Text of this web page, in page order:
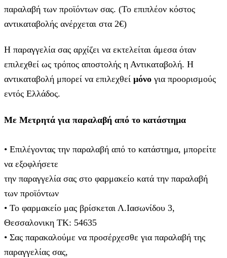
παραλαβή των προϊόντων σας. (Το επιπλέον κόστος
αντικαταβολής ανέρχεται στα 2€)
Η παραγγελία σας αρχίζει να εκτελείται άμεσα όταν
επιλεχθεί ως τρόπος αποστολής η Αντικαταβολή. Η
αντικαταβολή μπορεί να επιλεχθεί μόνο για προορισμούς
εντός Ελλάδος.
Με Μετρητά για παραλαβή από το κατάστημα
• Επιλέγοντας την παραλαβή από το κατάστημα, μπορείτε
να εξοφλήσετε
την παραγγελία σας στο φαρμακείο κατά την παραλαβή
των προϊόντων
• Το φαρμακείο μας βρίσκεται Λ.Ιασωνίδου 3,
Θεσσαλονικη ΤΚ: 54635
• Σας παρακαλούμε να προσέρχεσθε για παραλαβή της
παραγγελίας σας,